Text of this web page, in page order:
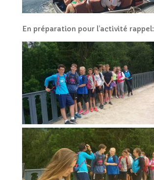
En préparation pour l’activité rappel: